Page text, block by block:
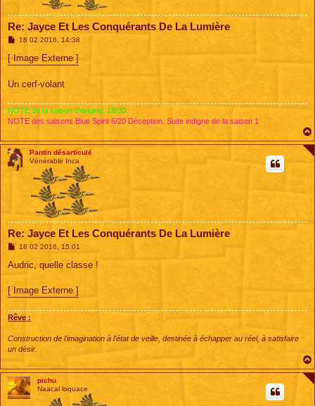
Re: Jayce Et Les Conquérants De La Lumière
M
s
s
g
e
18 02 2016, 14:38
[ Image Externe ]
Un cerf-volant
NOTE de la saison d'origine: 18/20
NOTE des saisons Blue Spirit 6/20 Déception. Suite indigne de la saison 1
Pantin désarticulé
Vénérable Inca
Re: Jayce Et Les Conquérants De La Lumière
M
s
g
e
18 02 2016, 15:01
Audric, quelle classe !
[ Image Externe ]
Rêve :
Construction de l'imagination à l'état de veille, destinée à échapper au réel, à satisfaire
un désir.
pichu
Naacal loquace